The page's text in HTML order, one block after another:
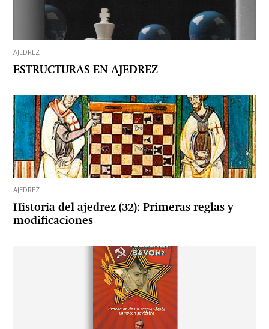
AJEDREZ
ESTRUCTURAS EN AJEDREZ
AJEDREZ
Historia del ajedrez (32): Primeras reglas y
modificaciones